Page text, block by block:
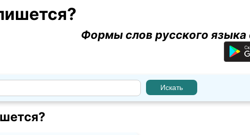
Формы слов русского языка